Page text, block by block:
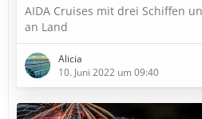
AIDA Cruises mit drei Schiffen
an Land
Alicia
10. Juni 2022 um 09:40